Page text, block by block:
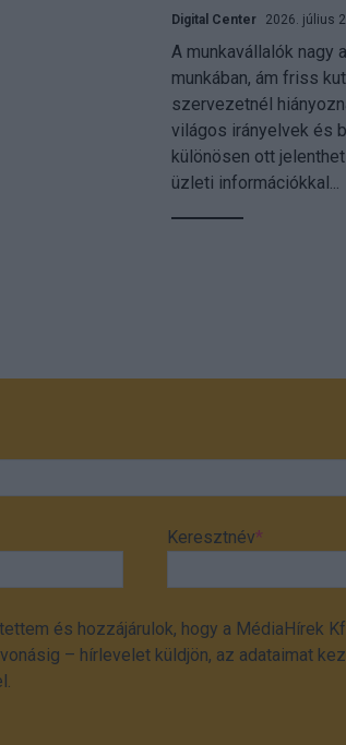
Digital Center 2026. július
A munkavállalók nagy
munkában, ám friss
szervezetnél
világos irányelvek és
különösen ott
üzleti információkkal...
Keresztnév*
és hozzájárulok, hogy a MédiaHírek
– hírlevelet küldjön, az adataimat